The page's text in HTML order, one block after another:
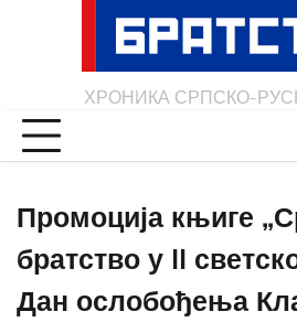
ХРОНИКА СРПСКО-
Промоција књиге
братство у II
Дан ослобођења